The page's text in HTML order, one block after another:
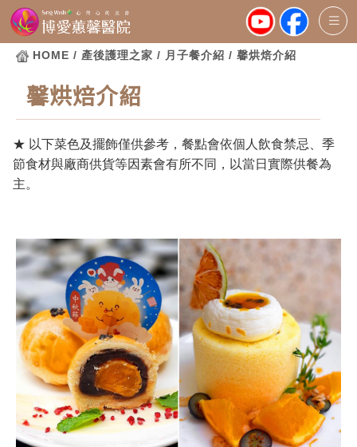
HOME / 產後護理之家 / 月子餐介紹 / 馨烘焙介紹
馨烘焙介紹
★ 以下菜色及擺飾僅供參考，餐點會依個人飲食禁忌、季
節食材與廠商供貨等因素會有所不同，以當日實際供餐為
主。